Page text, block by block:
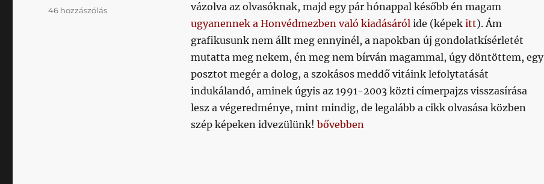
vázolva az olvasóknak, majd egy pár hónappal később én magam
ugyanennek a Honvédmezben való kiadásárólide (képek itt). Ám
grafikusunk nem állt meg ennyinél, a napokban új gondolatkísérletét
mutatta meg nekem, én meg nem bírván magammal, úgy döntöttem, egy
posztot megér a dolog, a szokásos meddő vitáink lefolytatását
indukálandó, aminek úgyis az 1991-2003 közti címerpajzs visszasírása
lesz a végeredménye, mint mindig, de legalább a cikk olvasása közben
szép képeken idvezülünk! „LO-GOndolatkísérlet”
bővebben
46 hozzászólásLO-